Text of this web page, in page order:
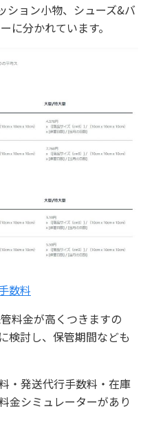
ション小物、シューズ&バ
に分かれています。
数料
料金が高くつきますの
検討し、保管期間なども
・発送代行手数料・在庫
金シミュレーターがあり